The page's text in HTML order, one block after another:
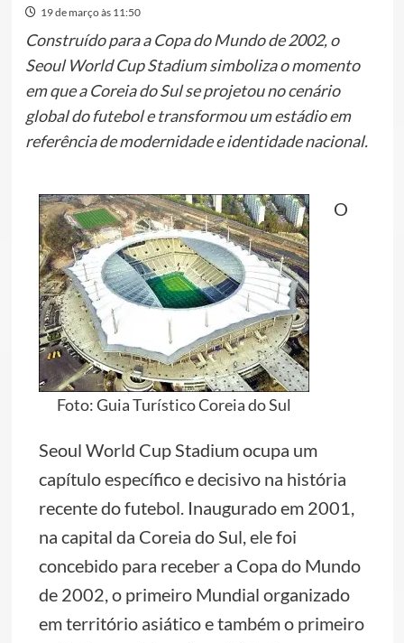
19 de março às 11:50
Construído para a Copa do Mundo de 2002, o
Seoul World Cup Stadium simboliza o momento
em que a Coreia do Sul se projetou no cenário
global do futebol e transformou um estádio em
referência de modernidade e identidade nacional.
Foto: Guia Turístico Coreia do Sul
O
Seoul World Cup Stadium ocupa um
capítulo específico e decisivo na história
recente do futebol. Inaugurado em 2001,
na capital da Coreia do Sul, ele foi
concebido para receber a Copa do Mundo
de 2002, o primeiro Mundial organizado
em território asiático e também o primeiro